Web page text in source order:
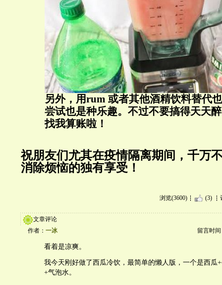
另外，用rum 或者其他酒精饮料替代
尝试也是种乐趣。不过不要搞得天天
找我算账啦！
祝朋友们尤其在疫情隔离期间，千万
消除烦恼的独有享受！
浏览(3600) (3)
文章评论
作者： 一冰 留言时间
看着是凉爽。
我今天刚好做了西瓜冷饮，最简单的懒人版，一个是西瓜
+气泡水。